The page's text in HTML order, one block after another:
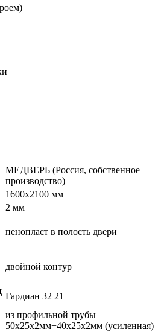
МЕДВЕРЬ (Россия, собственное
производство)
1600х2100 мм
2 мм
пенопласт в полость двери
двойной контур
Гардиан 32 21
из профильной трубы
50х25х2мм+40х25х2мм (усиленная)